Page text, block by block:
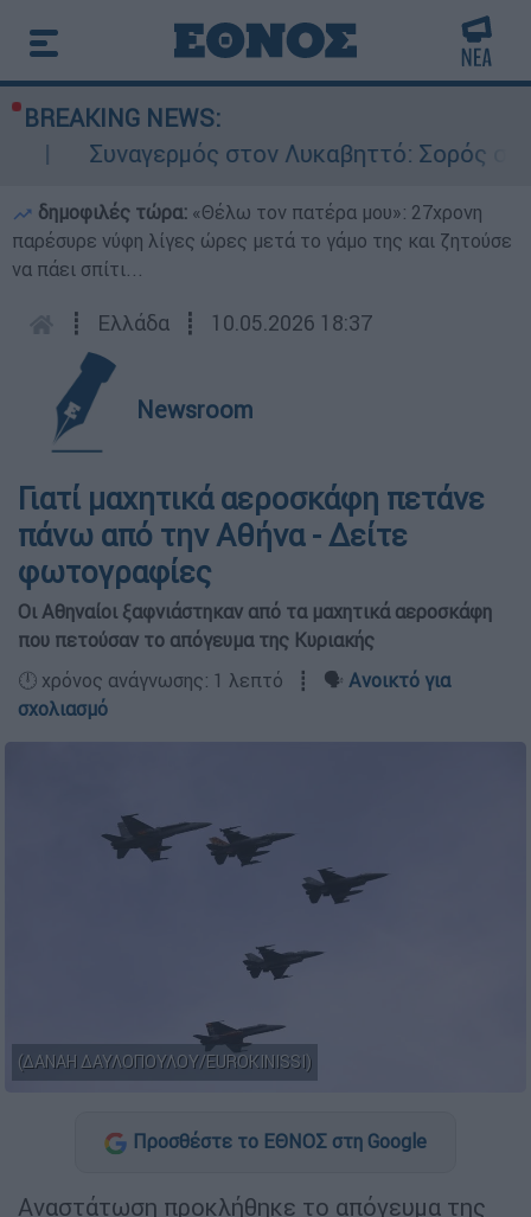
BREAKING NEWS:
Συναγερμός στον Λυκαβηττό: Σορός σε
δημοφιλές τώρα: «Θέλω τον πατέρα μου»: 27χρονη
παρέσυρε νύφη λίγες ώρες μετά το γάμο της και ζητούσε
να πάει σπίτι...
┋ Ελλάδα ┋ 10.05.2026 18:37
Newsroom
Γιατί μαχητικά αεροσκάφη πετάνε
πάνω από την Αθήνα - Δείτε
φωτογραφίες
Οι Αθηναίοι ξαφνιάστηκαν από τα μαχητικά αεροσκάφη
που πετούσαν το απόγευμα της Κυριακής
🕛 χρόνος ανάγνωσης: 1 λεπτό ┋ 🗣️ Ανοικτό για
σχολιασμό
(ΔΑΝΑΗ ΔΑΥΛΟΠΟΥΛΟΥ/EUROKINISSI)
Προσθέστε το ΕΘΝΟΣ στη Google
Αναστάτωση προκλήθηκε το απόγευμα της